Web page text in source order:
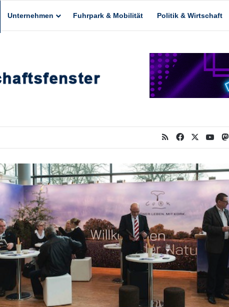
Unternehmen Fuhrpark & Mobilität Politik & Wirtschaft
RSS Facebook